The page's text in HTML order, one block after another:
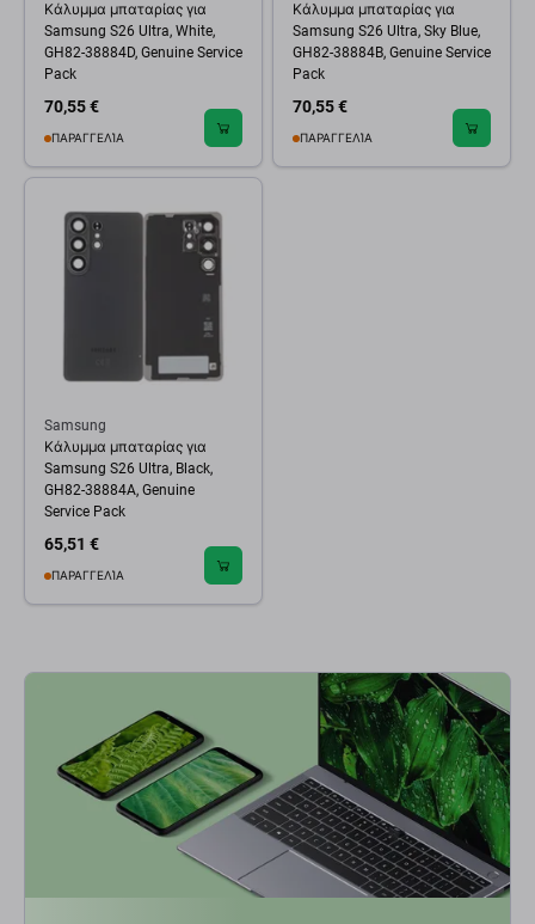
Κάλυμμα μπαταρίας για
Samsung S26 Ultra, White,
GH82-38884D, Genuine Service
Pack
70,55 €
ΠΑΡΑΓΓΕΛΊΑ
Κάλυμμα μπαταρίας για
Samsung S26 Ultra, Sky Blue,
GH82-38884B, Genuine Service
Pack
70,55 €
ΠΑΡΑΓΓΕΛΊΑ
Samsung
Κάλυμμα μπαταρίας για
Samsung S26 Ultra, Black,
GH82-38884A, Genuine
Service Pack
65,51 €
ΠΑΡΑΓΓΕΛΊΑ